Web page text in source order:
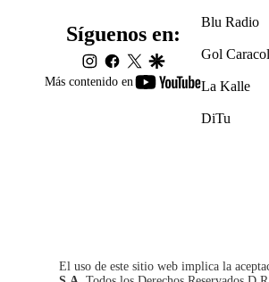
Más contenido en
youtube-
Síguenos en:
instagram
facebook
twittergoogle
Blu Radio
Gol Caracol
La Kalle
DiTu
El uso de este sitio web implica la